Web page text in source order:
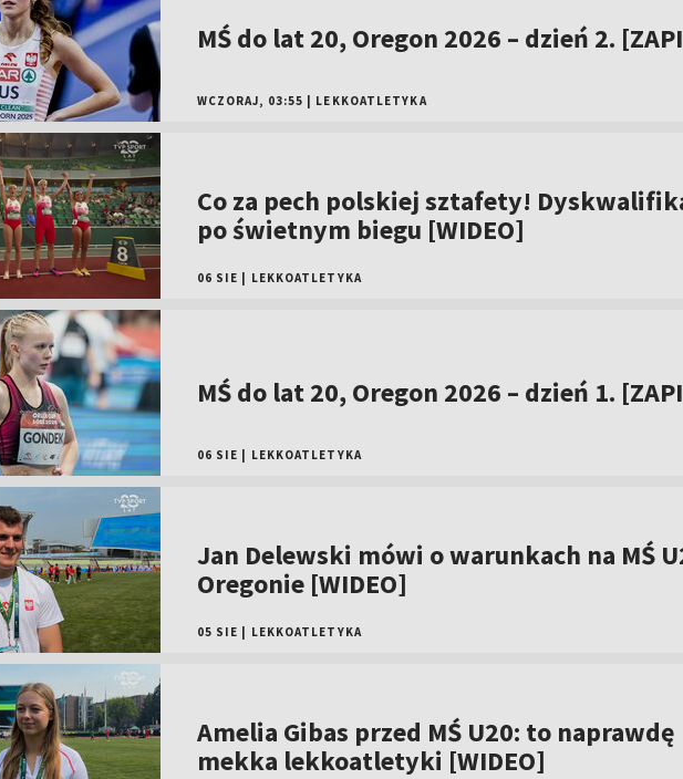
MŚ do lat 20, Oregon 2026 – dzień 2.
WCZORAJ, 03:55 LEKKOATLETYKA
Co za pech polskiej sztafety!
po świetnym biegu [WIDEO]
06 SIE LEKKOATLETYKA
MŚ do lat 20, Oregon 2026 – dzień 1.
06 SIE LEKKOATLETYKA
Jan Delewski mówi o warunkach na MŚ
Oregonie [WIDEO]
05 SIE LEKKOATLETYKA
Amelia Gibas przed MŚ U20: to naprawdę
mekka lekkoatletyki [WIDEO]